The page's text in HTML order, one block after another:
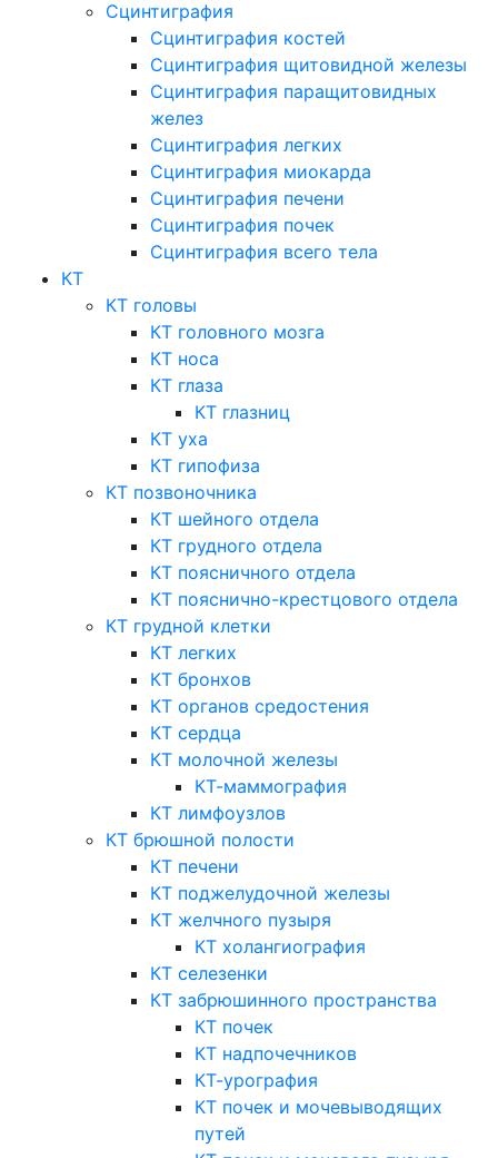
Сцинтиграфия
Сцинтиграфия костей
Сцинтиграфия щитовидной железы
Сцинтиграфия паращитовидных
желез
Сцинтиграфия легких
Сцинтиграфия миокарда
Сцинтиграфия печени
Сцинтиграфия почек
Сцинтиграфия всего тела
КТ
КТ головы
КТ головного мозга
КТ носа
КТ глаза
КТ глазниц
КТ уха
КТ гипофиза
КТ позвоночника
КТ шейного отдела
КТ грудного отдела
КТ поясничного отдела
КТ пояснично-крестцового отдела
КТ грудной клетки
КТ легких
КТ бронхов
КТ органов средостения
КТ сердца
КТ молочной железы
КТ-маммография
КТ лимфоузлов
КТ брюшной полости
КТ печени
КТ поджелудочной железы
КТ желчного пузыря
КТ холангиография
КТ селезенки
КТ забрюшинного пространства
КТ почек
КТ надпочечников
КТ-урография
КТ почек и мочевыводящих
путей